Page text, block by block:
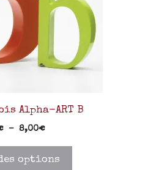
Alpha-ART B
– 8,00€
options